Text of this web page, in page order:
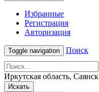
Избранные
Регистрация
Авторизация
Toggle navigation Поиск
Иркутская область, Саянск
Искать